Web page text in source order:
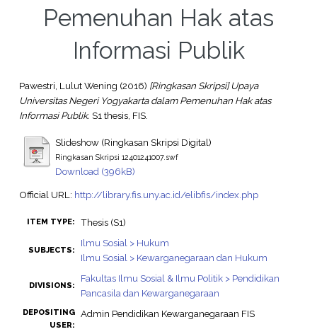
Pemenuhan Hak atas
Informasi Publik
Pawestri, Lulut Wening (2016) [Ringkasan Skripsi] Upaya
Universitas Negeri Yogyakarta dalam Pemenuhan Hak atas
Informasi Publik. S1 thesis, FIS.
Slideshow (Ringkasan Skripsi Digital)
Ringkasan Skripsi 12401241007.swf
Download (396kB)
Official URL: http://library.fis.uny.ac.id/elibfis/index.php
ITEM TYPE: Thesis (S1)
SUBJECTS:
Ilmu Sosial > Hukum
Ilmu Sosial > Kewarganegaraan dan Hukum
DIVISIONS:
Fakultas Ilmu Sosial & Ilmu Politik > Pendidikan
Pancasila dan Kewarganegaraan
DEPOSITING
USER:
Admin Pendidikan Kewarganegaraan FIS